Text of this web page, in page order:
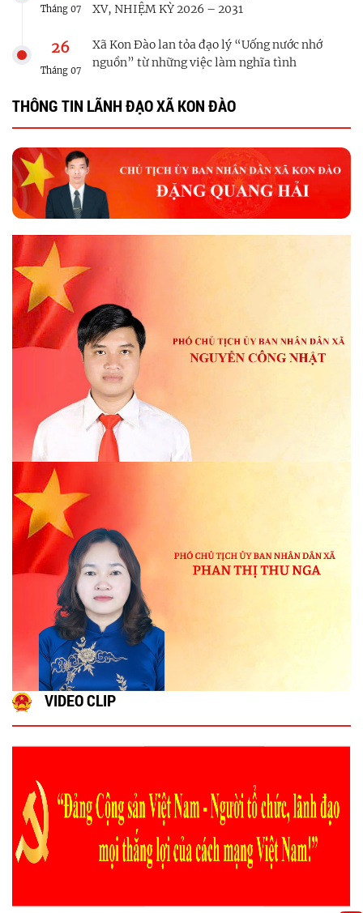
Tháng07
XV, NHIỆM KỲ 2026 – 2031
26
Tháng07
Xã Kon Đào lan tỏa đạo lý “Uống nước nhớ
nguồn” từ những việc làm nghĩa tình
THÔNG TIN LÃNH ĐẠO XÃ KON ĐÀO
VIDEO CLIP